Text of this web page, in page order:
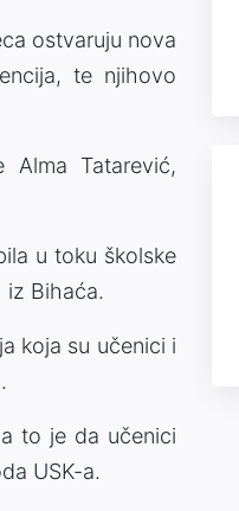
ostvaruju nova
te njihovo
Alma Tatarević,
u toku školske
iz Bihaća.
koja su učenici i
to je da učenici
USK-a.